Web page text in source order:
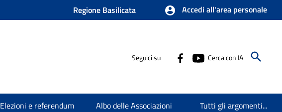
Regione Basilicata Accedi all'area personale
Seguici su Cerca con IA
Elezioni e referendum Albo delle Associazioni Tutti gli argomenti...